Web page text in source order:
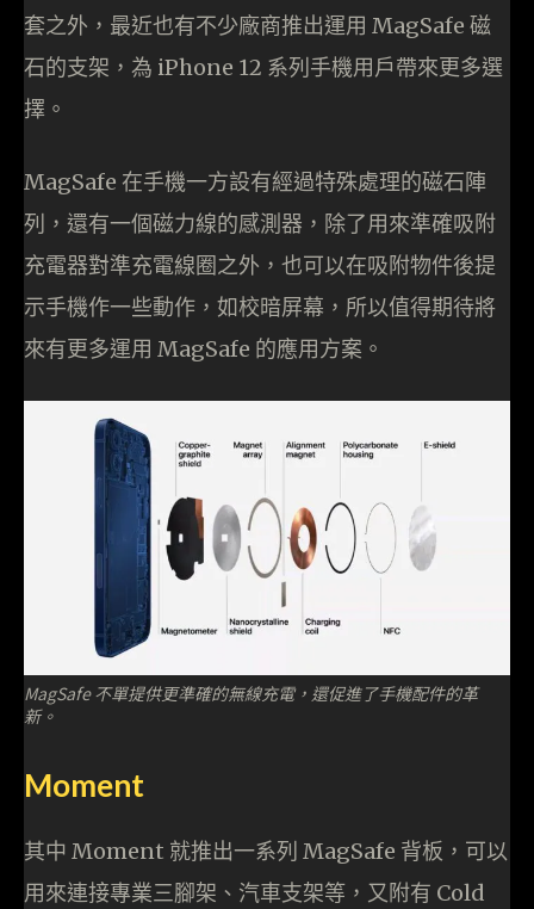
套之外，最近也有不少廠商推出運用 MagSafe 磁
石的支架，為 iPhone 12 系列手機用戶帶來更多選
擇。
MagSafe 在手機一方設有經過特殊處理的磁石陣
列，還有一個磁力線的感測器，除了用來準確吸附
充電器對準充電線圈之外，也可以在吸附物件後提
示手機作一些動作，如校暗屏幕，所以值得期待將
來有更多運用 MagSafe 的應用方案。
MagSafe 不單提供更準確的無線充電，還促進了手機配件的革
新。
Moment
其中 Moment 就推出一系列 MagSafe 背板，可以
用來連接專業三腳架、汽車支架等，又附有 Cold